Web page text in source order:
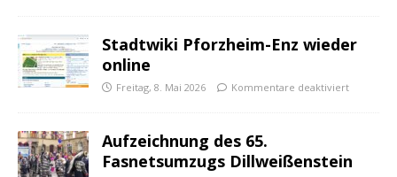
Stadtwiki Pforzheim-Enz wieder
online
Freitag, 8. Mai 2026 Kommentare deaktiviert
Aufzeichnung des 65.
Fasnetsumzugs Dillweißenstein